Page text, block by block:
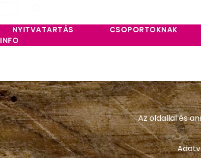
NYITVATARTÁS CSOPORTOKNAK
INFO
Az oldallal és